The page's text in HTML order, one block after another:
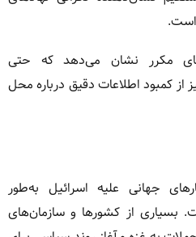
است.
مکرر نشان می‌دهد که حتی
از کمبود اطلاعات دقیق درباره محل
جهانی علیه اسرائیل به‌طور
بسیاری از کشورها و سازمان‌های